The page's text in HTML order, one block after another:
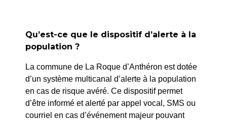
Qu’est-ce que le dispositif d’alerte à la
population ?
La commune de La Roque d’Anthéron est dotée
d’un système multicanal d’alerte à la population
en cas de risque avéré. Ce dispositif permet
d’être informé et alerté par appel vocal, SMS ou
courriel en cas d’événement majeur pouvant